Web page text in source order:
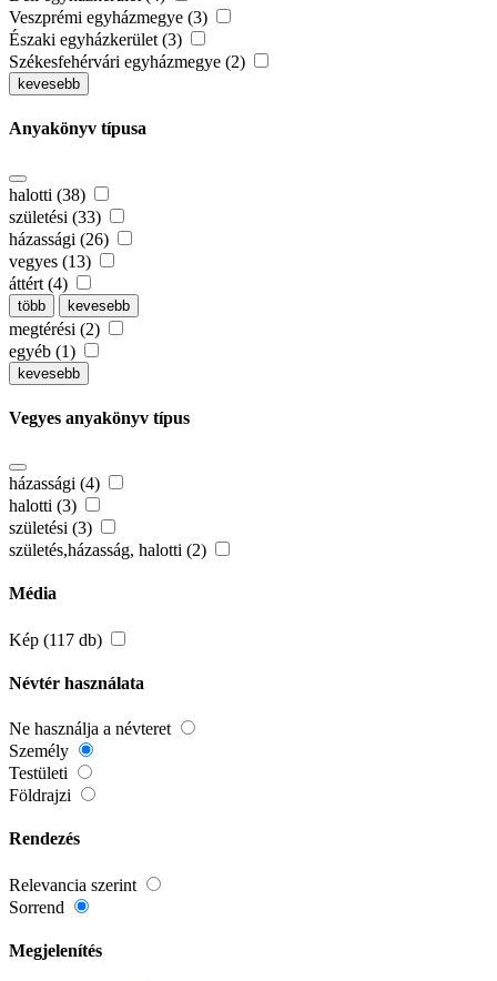
Veszprémi egyházmegye (3)
Északi egyházkerület (3)
Székesfehérvári egyházmegye (2)
kevesebb
Anyakönyv típusa
halotti (38)
születési (33)
házassági (26)
vegyes (13)
áttért (4)
több kevesebb
megtérési (2)
egyéb (1)
kevesebb
Vegyes anyakönyv típus
házassági (4)
halotti (3)
születési (3)
születés,házasság, halotti (2)
Média
Kép (117 db)
Névtér használata
Ne használja a névteret
Személy
Testületi
Földrajzi
Rendezés
Relevancia szerint
Sorrend
Megjelenítés